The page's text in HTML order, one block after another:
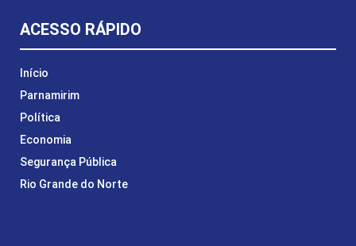
ACESSO RÁPIDO
Início
Parnamirim
Política
Economia
Segurança Pública
Rio Grande do Norte